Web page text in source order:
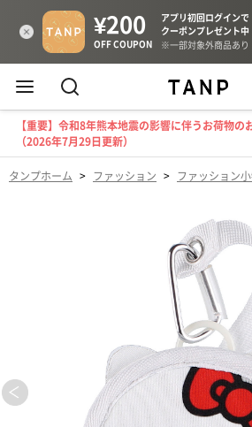
【重要】令和8年熊本地震の影響に伴うお荷物
（2026年7月29日更新）
タンプホーム > ファッション > ファッション